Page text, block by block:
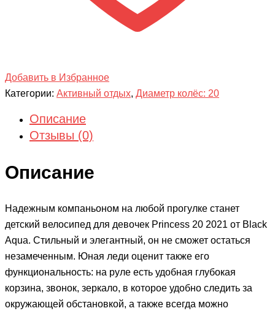
Добавить в Избранное
Категории: Активный отдых, Диаметр колёс: 20
Описание
Отзывы (0)
Описание
Надежным компаньоном на любой прогулке станет
детский велосипед для девочек Princess 20 2021 от Black
Aqua. Стильный и элегантный, он не сможет остаться
незамеченным. Юная леди оценит также его
функциональность: на руле есть удобная глубокая
корзина, звонок, зеркало, в которое удобно следить за
окружающей обстановкой, а также всегда можно